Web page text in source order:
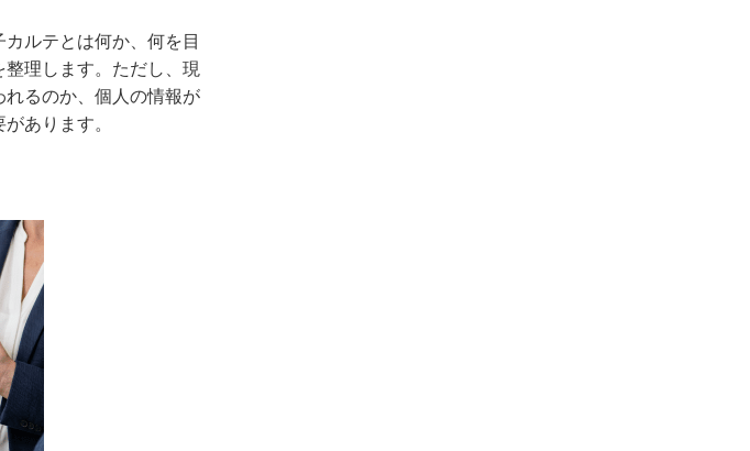
ルテとは何か、何を目
理します。ただし、現
るのか、個人の情報が
あります。